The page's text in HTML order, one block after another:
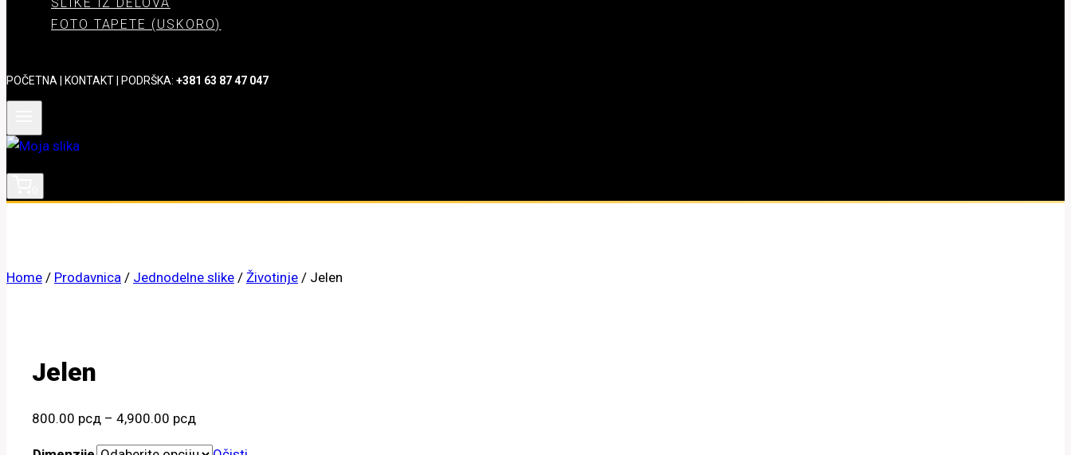
FOTO TAPETE (USKORO)
POČETNA KONTAKT | PODRŠKA: +381 63 87 47 047
Home / Prodavnica / Jednodelne slike / Životinje / Jelen
Jelen
800.00 рсд – 4,900.00 рсдRaspon